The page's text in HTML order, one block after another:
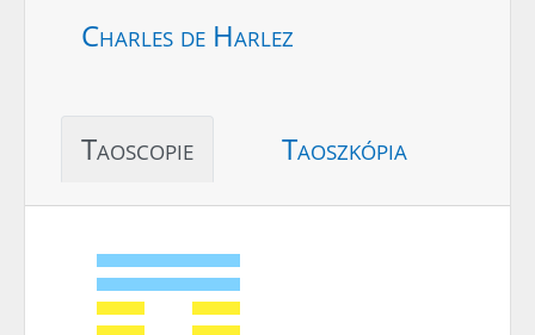
Charles de Harlez
Taoscopie Taoszkópia